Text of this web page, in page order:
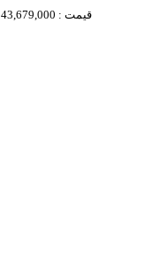
قیمت : 43,679,000 تومان